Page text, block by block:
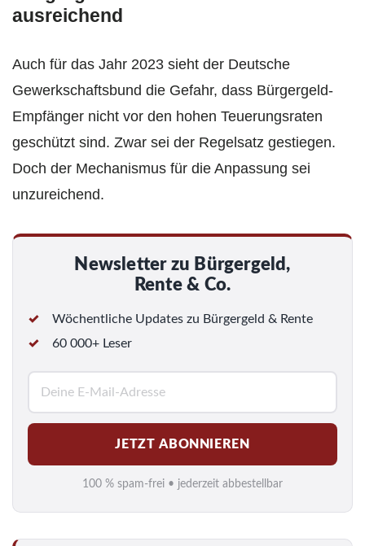
ausreichend
Auch für das Jahr 2023 sieht der Deutsche
Gewerkschaftsbund die Gefahr, dass Bürgergeld-
Empfänger nicht vor den hohen Teuerungsraten
geschützt sind. Zwar sei der Regelsatz gestiegen.
Doch der Mechanismus für die Anpassung sei
unzureichend.
Newsletter zu Bürgergeld,
Rente & Co.
Wöchentliche Updates zu Bürgergeld & Rente
60 000+ Leser
M
a
i
l
*
JETZT ABONNIEREN
100 % spam-frei • jederzeit abbestellbar